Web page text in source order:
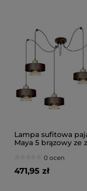
Lampa sufitowa
Maya 5 brązowy ze
0 ocen
471,95 zł